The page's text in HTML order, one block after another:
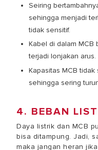
Seiring
sehingga menjadi
tidak sensitif.
Kabel di dalam
terjadi lonjakan arus.
Kapasitas MCB
sehingga sering
4. BEBAN
Daya listrik dan MCB
bisa ditampung. Jadi,
maka jangan heran